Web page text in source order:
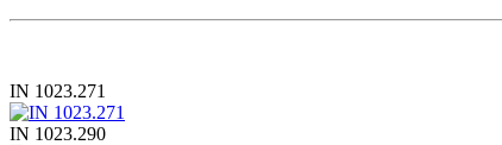
IN 1023.271
IN 1023.290